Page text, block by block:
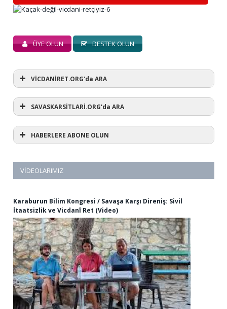
ÜYE OLUN DESTEK OLUN
VİCDANİRET.ORG'da ARA
SAVASKARSİTLARİ.ORG'da ARA
HABERLERE ABONE OLUN
VIDEOLARIMIZ
Karaburun Bilim Kongresi / Savaşa Karşı Direniş: Sivil
İtaatsizlik ve Vicdanî Ret (Video)